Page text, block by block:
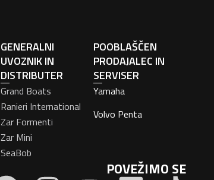
GENERALNI
UVOZNIK IN
DISTRIBUTER
Grand Boats
Ranieri International
Zar Formenti
Zar Mini
SeaBob
POOBLAŠČEN
PRODAJALEC IN
SERVISER
Yamaha
Volvo Penta
POVEŽIMO SE